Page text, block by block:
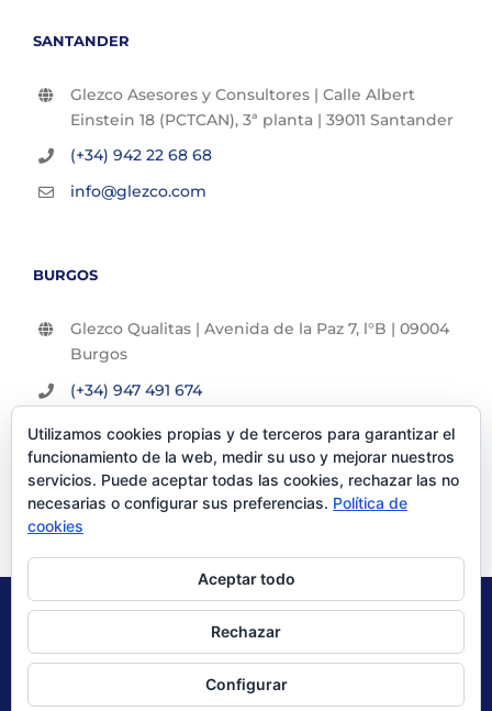
SANTANDER
Glezco Asesores y Consultores | Calle Albert
Einstein 18 (PCTCAN), 3ª planta | 39011 Santander
(+34) 942 22 68 68
info@glezco.com
BURGOS
Glezco Qualitas | Avenida de la Paz 7, l°B | 09004
Burgos
(+34) 947 491 674
info@glezco.com
© Glezco Asesores y Consultores 2019 | Todos los derechos
Politica de Privacidad
X LinkedInYouTube
Utilizamos cookies propias y de terceros para garantizar el
funcionamiento de la web, medir su uso y mejorar nuestros
servicios. Puede aceptar todas las cookies, rechazar las no
necesarias o configurar sus preferencias. Política de
cookies
Aceptar todo
Rechazar
Configurar